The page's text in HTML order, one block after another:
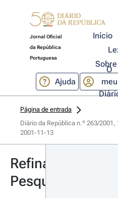
Jornal Oficial
da República
Portuguesa
Início
Ajuda
O
meu
Página de entrada
Diário da República n.º 263/
2001-11-13
Refinar
Pesquisa